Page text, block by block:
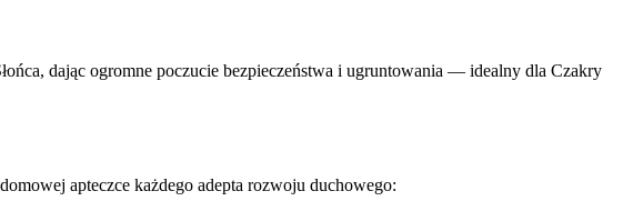
dając ogromne poczucie bezpieczeństwa i ugruntowania — idealny dla Czakry
apteczce każdego adepta rozwoju duchowego: